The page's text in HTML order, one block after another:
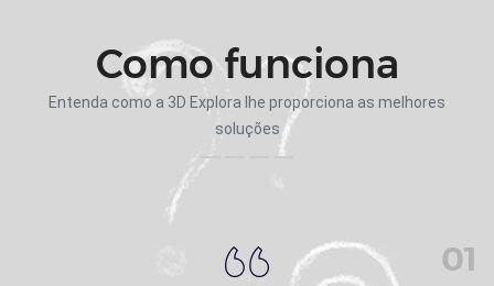
Como funciona
Entenda como a 3D Explora lhe proporciona as melhores
soluções
01